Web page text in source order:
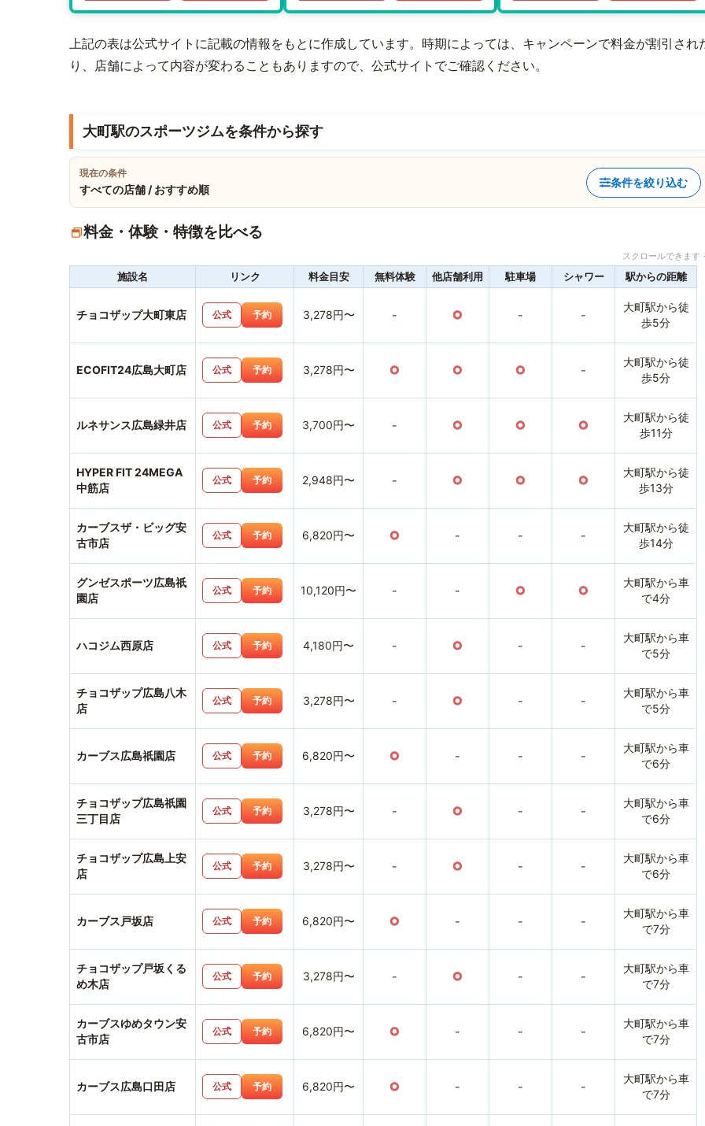
上記の表は公式サイトに記載の情報をもとに作成しています。時期によっては、キャンペーンで料金が割引され
り、店舗によって内容が変わることもありますので、公式サイトでご確認ください。
大町駅のスポーツジムを条件から探す
現在の条件
すべての店舗 / おすすめ順
条件を絞り込む
料金・体験・特徴を比べる
スクロールできま
施設名 リンク 料金目安 無料体験 他店舗利用 駐車場 シャワー 駅からの距離
チョコザップ大町東店 公式 予約 3,278円〜 - ○ - -
大町駅から徒
歩5分
ECOFIT24広島大町店 公式 予約 3,278円〜 ○ ○ ○ -
大町駅から徒
歩5分
ルネサンス広島緑井店 公式 予約 3,700円〜 - ○ ○ ○
大町駅から徒
歩11分
HYPER FIT 24MEGA
中筋店
公式 予約 2,948円〜 - ○ ○ ○
大町駅から徒
歩13分
カーブスザ・ビッグ安
古市店
公式 予約 6,820円〜 ○ - - -
大町駅から徒
歩14分
グンゼスポーツ広島祇
園店
公式 予約 10,120円〜 - - ○ ○
大町駅から車
で4分
ハコジム西原店 公式 予約 4,180円〜 - ○ - -
大町駅から車
で5分
チョコザップ広島八木
店
公式 予約 3,278円〜 - ○ - -
大町駅から車
で5分
カーブス広島祇園店 公式 予約 6,820円〜 ○ - - -
大町駅から車
で6分
チョコザップ広島祇園
三丁目店
公式 予約 3,278円〜 - ○ - -
大町駅から車
で6分
チョコザップ広島上安
店
公式 予約 3,278円〜 - ○ - -
大町駅から車
で6分
カーブス戸坂店 公式 予約 6,820円〜 ○ - - -
大町駅から車
で7分
チョコザップ戸坂くる
め木店
公式 予約 3,278円〜 - ○ - -
大町駅から車
で7分
カーブスゆめタウン安
古市店
公式 予約 6,820円〜 ○ - - -
大町駅から車
で7分
カーブス広島口田店 公式 予約 6,820円〜 ○ - - -
大町駅から車
で7分